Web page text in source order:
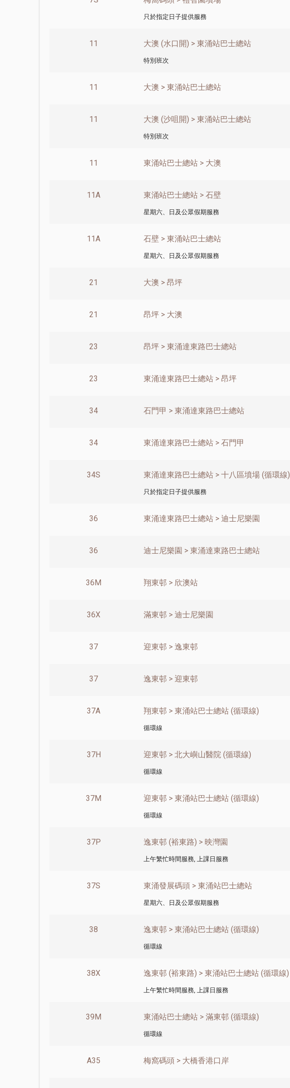
只於指定日子提供服務
11 大澳 (水口開) > 東涌站巴士總站
特別班次
11 大澳 > 東涌站巴士總站
11 大澳 (沙咀開) > 東涌站巴士總站
特別班次
11 東涌站巴士總站 > 大澳
11A 東涌站巴士總站 > 石壁
星期六、日及公眾假期服務
11A 石壁 > 東涌站巴士總站
星期六、日及公眾假期服務
21 大澳 > 昂坪
21 昂坪 > 大澳
23 昂坪 > 東涌達東路巴士總站
23 東涌達東路巴士總站 > 昂坪
34 石門甲 > 東涌達東路巴士總站
34 東涌達東路巴士總站 > 石門甲
34S 東涌達東路巴士總站 > 十八區墳場 (循環線)
只於指定日子提供服務
36 東涌達東路巴士總站 > 迪士尼樂園
36 迪士尼樂園 > 東涌達東路巴士總站
36M 翔東邨 > 欣澳站
36X 滿東邨 > 迪士尼樂園
37 迎東邨 > 逸東邨
37 逸東邨 > 迎東邨
37A 翔東邨 > 東涌站巴士總站 (循環線)
循環線
37H 迎東邨 > 北大嶼山醫院 (循環線)
循環線
37M 迎東邨 > 東涌站巴士總站 (循環線)
循環線
37P 逸東邨 (裕東路) > 映灣園
上午繁忙時間服務, 上課日服務
37S 東涌發展碼頭 > 東涌站巴士總站
星期六、日及公眾假期服務
38 逸東邨 > 東涌站巴士總站 (循環線)
循環線
38X 逸東邨 (裕東路) > 東涌站巴士總站 (循環線)
上午繁忙時間服務, 上課日服務
39M 東涌站巴士總站 > 滿東邨 (循環線)
循環線
A35 梅窩碼頭 > 大橋香港口岸